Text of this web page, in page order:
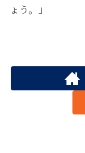
ょう。」